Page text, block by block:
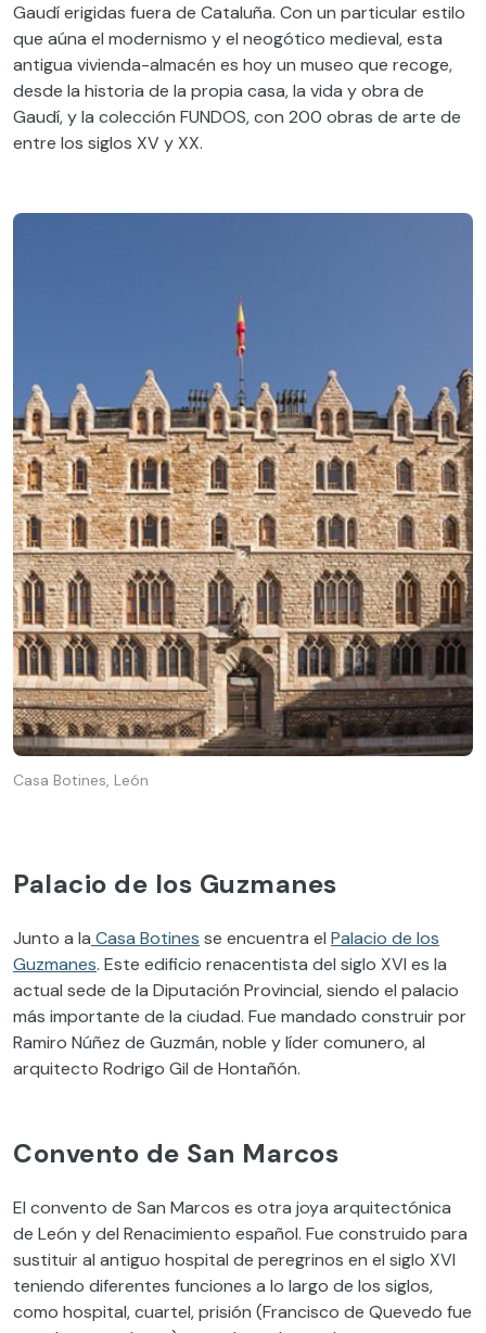
Gaudí erigidas fuera de Cataluña. Con un particular estilo
que aúna el modernismo y el neogótico medieval, esta
antigua vivienda-almacén es hoy un museo que recoge,
desde la historia de la propia casa, la vida y obra de
Gaudí, y la colección FUNDOS, con 200 obras de arte de
entre los siglos XV y XX.
Casa Botines, León
Palacio de los Guzmanes
Junto a la Casa Botines se encuentra el Palacio de los
Guzmanes. Este edificio renacentista del siglo XVI es la
actual sede de la Diputación Provincial, siendo el palacio
más importante de la ciudad. Fue mandado construir por
Ramiro Núñez de Guzmán, noble y líder comunero, al
arquitecto Rodrigo Gil de Hontañón.
Convento de San Marcos
El convento de San Marcos es otra joya arquitectónica
de León y del Renacimiento español. Fue construido para
sustituir al antiguo hospital de peregrinos en el siglo XVI
teniendo diferentes funciones a lo largo de los siglos,
como hospital, cuartel, prisión (Francisco de Quevedo fue